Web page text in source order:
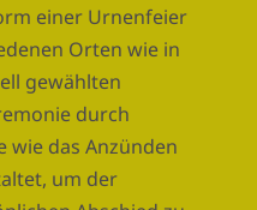
einer Urnenfeier
Orten wie in
gewählten
durch
wie das Anzünden
um der